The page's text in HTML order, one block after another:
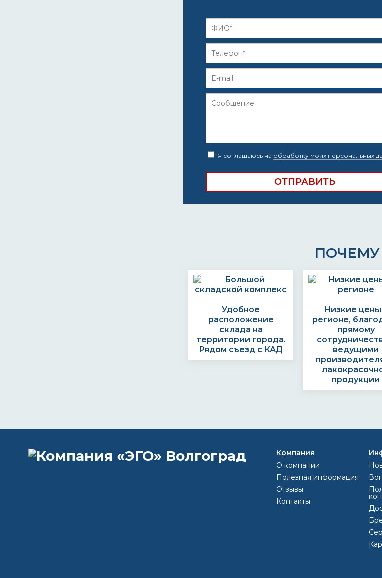
Я соглашаюсь на обработку моих персональных
Удобное
расположение
склада на
территории города.
Рядом съезд с КАД
Низкие цены
регионе,
прямому
ведущими
продукции
КАК
Наши
свяжутся с
обоговорят
заказа
Компания
О компании
Полезная информация
Отзывы
Контакты